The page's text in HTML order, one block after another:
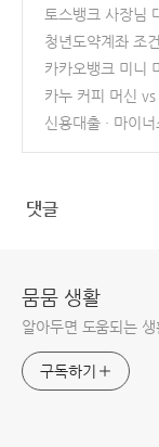
토스뱅크 사장님
보기
(0)
청년도약계좌 조
카카오뱅크 미니
(0)
카누 커피 머신
신용대출 · 마이
댓글
뭄뭄 생활
알아두면 도움되는
구독하기